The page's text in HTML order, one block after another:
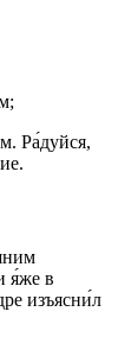
Ра́дуйся,
я́же в
изъясни́л